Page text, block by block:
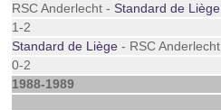
RSC Anderlecht -Standard de Liège
1-2
Standard de Liège - RSC Anderlecht
0-2
1988-1989